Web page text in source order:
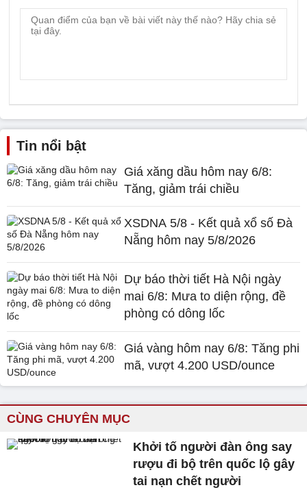
Tin nổi bật
Giá xăng dầu hôm nay 6/8:
Tăng, giảm trái chiều
XSDNA 5/8 - Kết quả xổ số Đà
Nẵng hôm nay 5/8/2026
Dự báo thời tiết Hà Nội ngày
mai 6/8: Mưa to diện rộng, đề
phòng có dông lốc
Giá vàng hôm nay 6/8: Tăng phi
mã, vượt 4.200 USD/ounce
CÙNG CHUYÊN MỤC
Khởi tố người đàn ông say
rượu đi bộ trên quốc lộ gây
tai nạn chết người